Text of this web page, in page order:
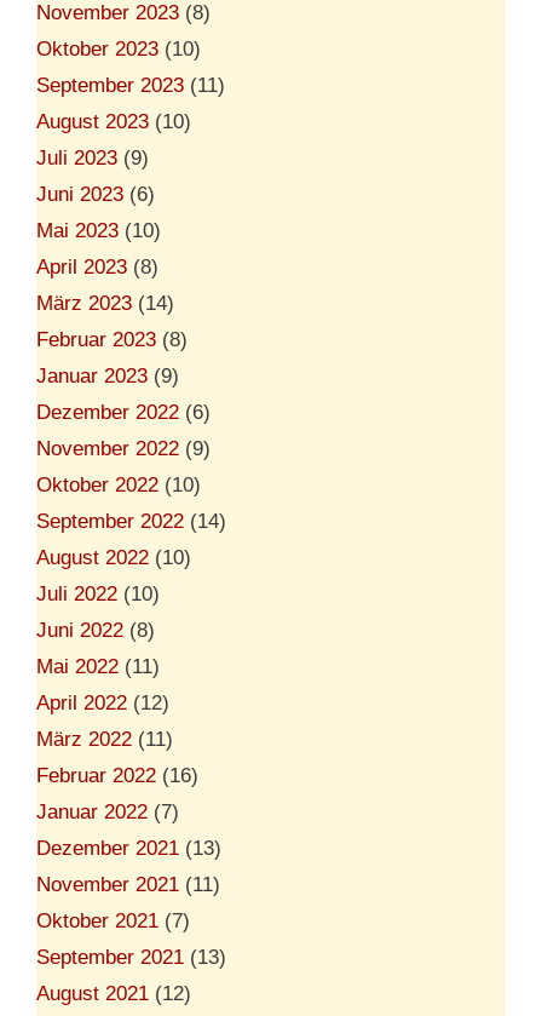
November 2023 (8)
Oktober 2023 (10)
September 2023 (11)
August 2023 (10)
Juli 2023 (9)
Juni 2023 (6)
Mai 2023 (10)
April 2023 (8)
März 2023 (14)
Februar 2023 (8)
Januar 2023 (9)
Dezember 2022 (6)
November 2022 (9)
Oktober 2022 (10)
September 2022 (14)
August 2022 (10)
Juli 2022 (10)
Juni 2022 (8)
Mai 2022 (11)
April 2022 (12)
März 2022 (11)
Februar 2022 (16)
Januar 2022 (7)
Dezember 2021 (13)
November 2021 (11)
Oktober 2021 (7)
September 2021 (13)
August 2021 (12)